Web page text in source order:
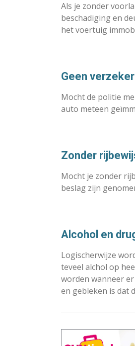
Als je zonder
beschadiging en
het voertuig
Geen
Mocht de politie
auto meteen
Zonder
Mocht je zonder
beslag zijn
Alcohol en
Logischerwijze
teveel alchol op
worden wanneer
en gebleken is dat